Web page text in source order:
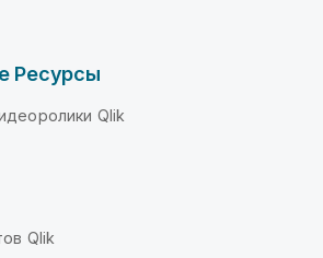
Ресурсы
Qlik
Qlik